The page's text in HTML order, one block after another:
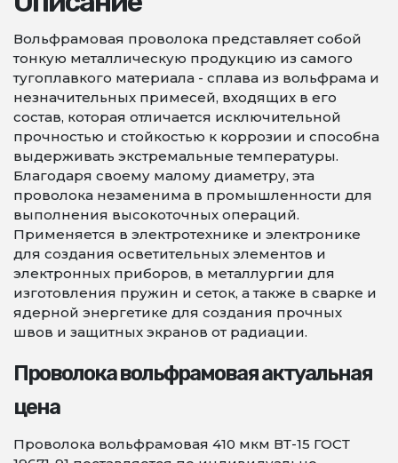
Вольфрамовая проволока представляет собой
тонкую металлическую продукцию из самого
тугоплавкого материала - сплава из вольфрама и
незначительных примесей, входящих в его
состав, которая отличается исключительной
прочностью и стойкостью к коррозии и способна
выдерживать экстремальные температуры.
Благодаря своему малому диаметру, эта
проволока незаменима в промышленности для
выполнения высокоточных операций.
Применяется в электротехнике и электронике
для создания осветительных элементов и
электронных приборов, в металлургии для
изготовления пружин и сеток, а также в сварке и
ядерной энергетике для создания прочных
швов и защитных экранов от радиации.
Проволока вольфрамовая актуальная
цена
Проволока вольфрамовая 410 мкм ВТ-15 ГОСТ